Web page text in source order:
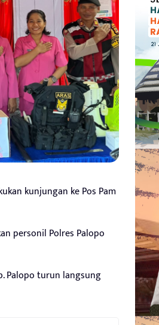
kunjungan ke Pos Pam
personil Polres Palopo
Palopo turun langsung